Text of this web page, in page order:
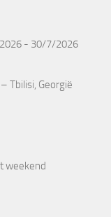
- 30/7/2026
Tbilisi, Georgië
weekend